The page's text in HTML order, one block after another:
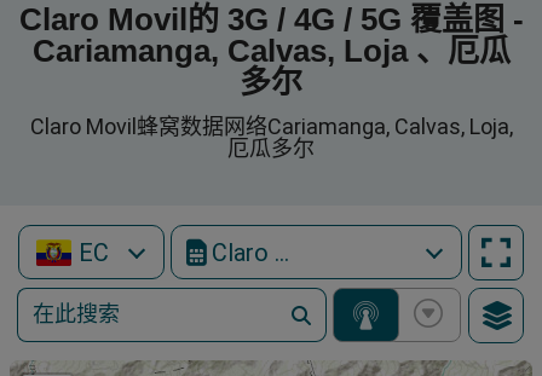
Claro Movil的 3G / 4G / 5G 覆盖图 -
Cariamanga, Calvas, Loja 、厄瓜
多尔
Claro Movil蜂窝数据网络Cariamanga, Calvas, Loja,
厄瓜多尔
EC Claro Movil